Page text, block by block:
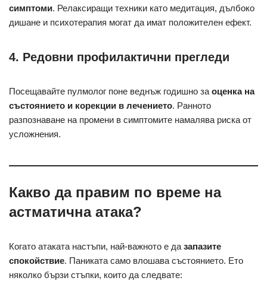
симптоми. Релаксиращи техники като медитация, дълбоко
дишане и психотерапия могат да имат положителен ефект.
4. Редовни профилактични прегледи
Посещавайте пулмолог поне веднъж годишно за оценка на
състоянието и корекции в лечението. Ранното
разпознаване на промени в симптомите намалява риска от
усложнения.
Какво да правим по време на
астматична атака?
Когато атаката настъпи, най-важното е да запазите
спокойствие. Паниката само влошава състоянието. Ето
няколко бързи стъпки, които да следвате: